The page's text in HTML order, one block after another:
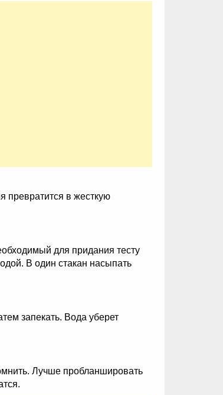
превратится в жесткую
для придания тесту
В один стакан насыпать
запекать. Вода уберет
Лучше пробланшировать